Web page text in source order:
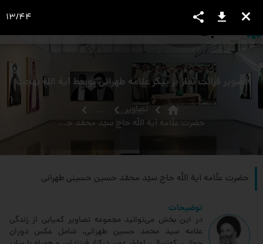
view_headline
تصویر قرائت نماز بر پیکر علامه طهرانی توسط آیة اللَه بهجت
home تصاویر
...
حضرت علّامه آیة الله حاج سیّد محمّد حسین حسینی طهرانی
حضرت علّامه آیة الله حاج سیّد محمّد حسین حسینی طهرانی
توضیحات
در این بخش می‌توانید مجموعه تصاویر کمیابی از زندگی
علامه سید محمد حسین طهرانی، شامل عکس دوران
close
download
share
13/44